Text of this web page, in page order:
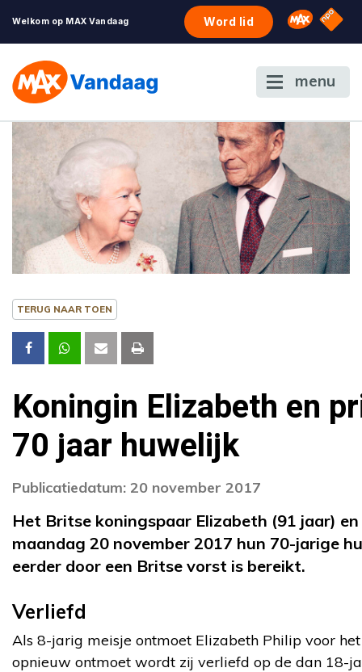
Welkom op MAX Vandaag Word lid Omroep
NPO
menu
TERUG NAAR TOEN
Koningin Elizabeth en
70 jaar huwelijk
Publicatiedatum: 20 november 2017
Het Britse koningspaar Elizabeth (91 jaar)
maandag 20 november 2017 hun 70-jarige
eerder door een Britse vorst is bereikt.
Verliefd
Als 8-jarig meisje ontmoet Elizabeth Philip voor
opnieuw ontmoet wordt zij verliefd op de dan 18-